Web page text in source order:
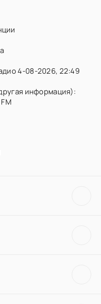
4-08-2026, 22:49
информация):